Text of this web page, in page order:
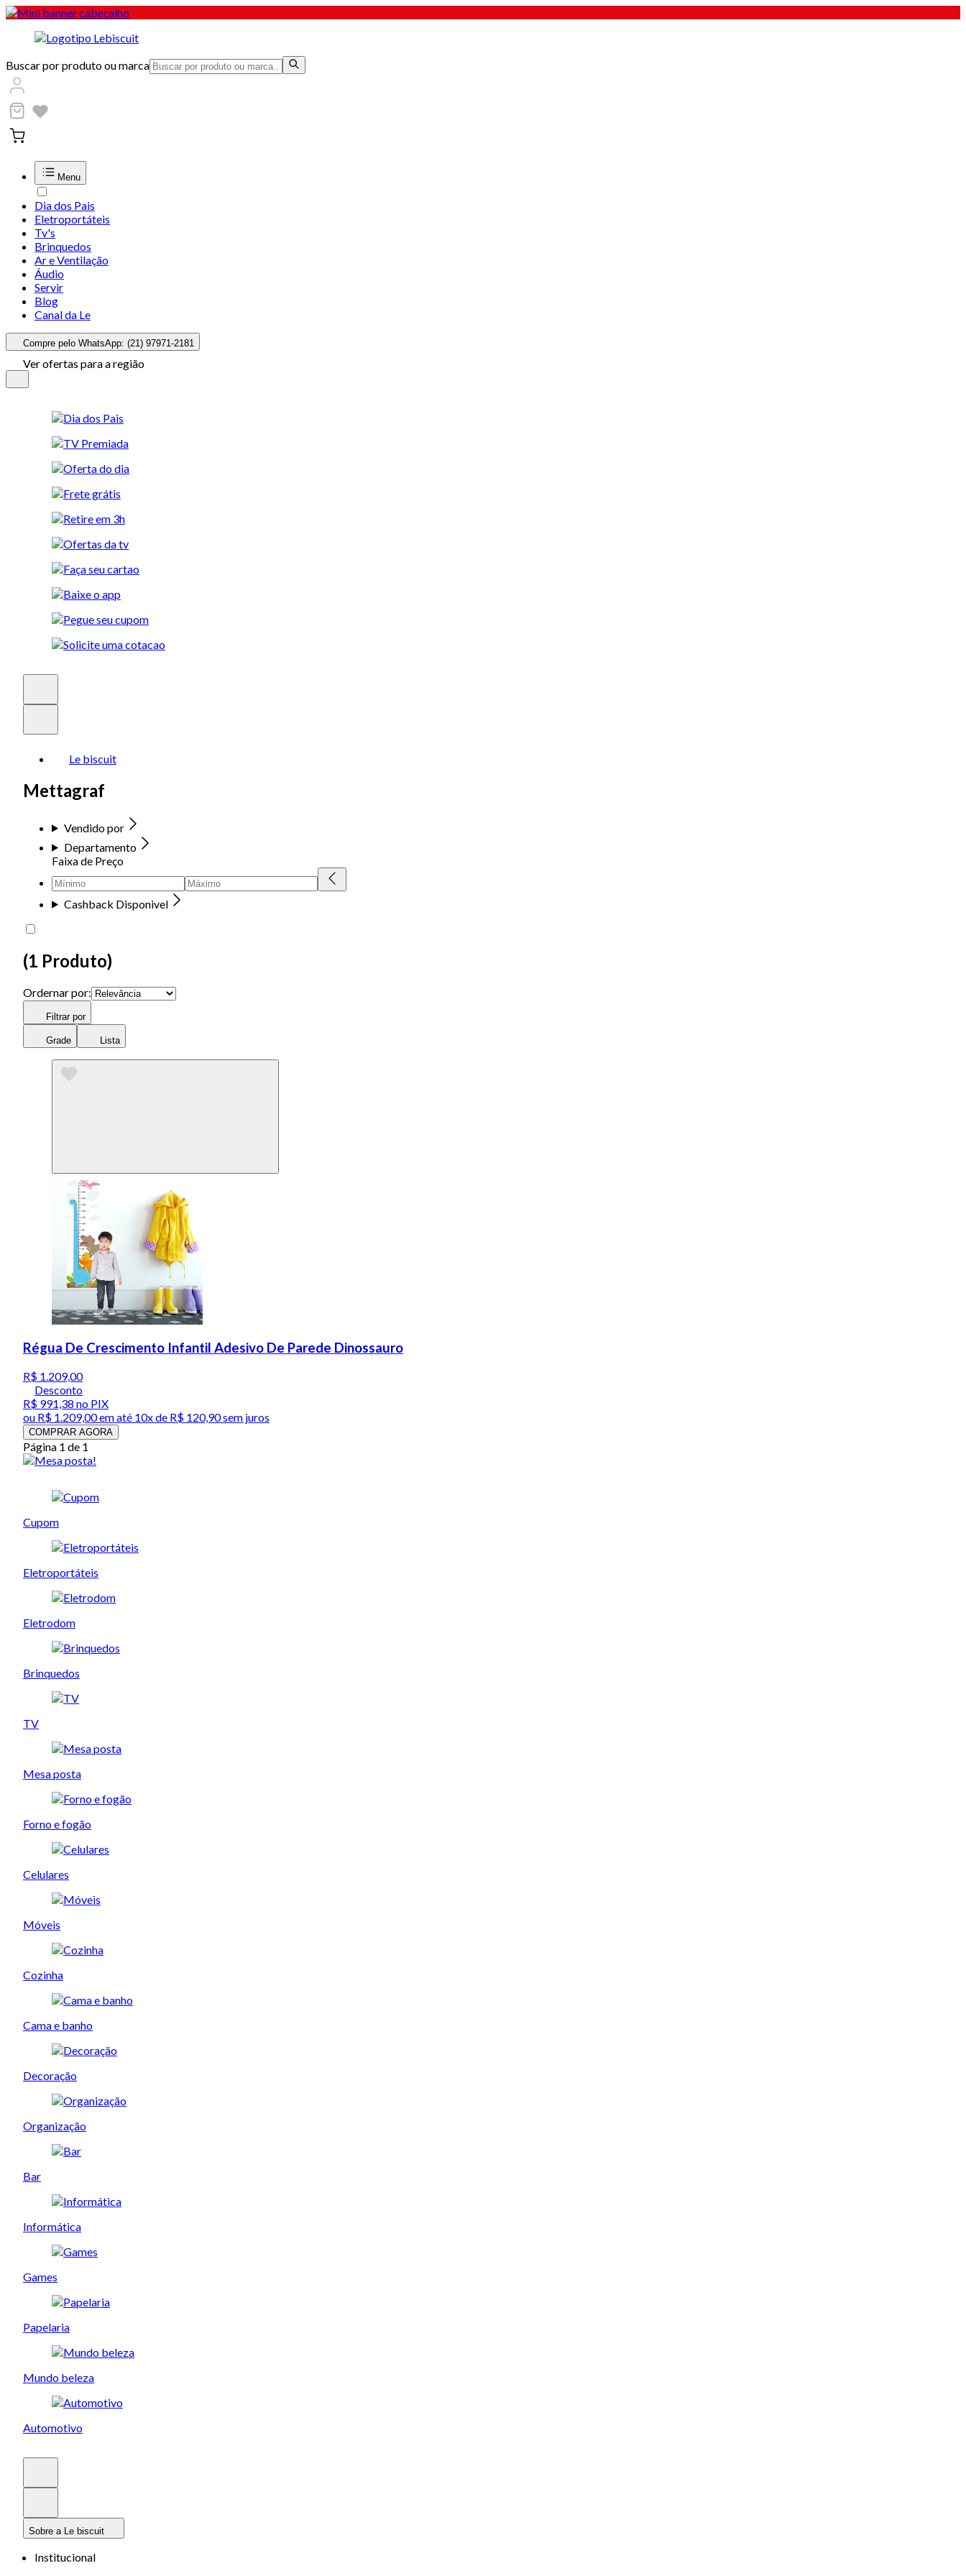
Buscar por produto ou marca
Menu
Dia dos Pais
Eletroportáteis
Tv's
Brinquedos
Ar e Ventilação
Áudio
Servir
Blog
Canal da Le
Compre pelo WhatsApp: (21) 97971-2181
Ver ofertas para a região
Le biscuit
Mettagraf
Vendido por
Departamento
Faixa de Preço
Cashback Disponivel
(1 Produto)
Ordernar por:
Filtrar por
Grade Lista
Régua De Crescimento Infantil Adesivo De Parede Dinossauro
R$ 1.209,00
Desconto
R$ 991,38 no PIX
ou R$ 1.209,00em até 10x de R$ 120,90 sem juros
COMPRAR AGORA
Página 1 de 1
Cupom
Eletroportáteis
Eletrodom
Brinquedos
TV
Mesa posta
Forno e fogão
Celulares
Móveis
Cozinha
Cama e banho
Decoração
Organização
Bar
Informática
Games
Papelaria
Mundo beleza
Automotivo
Sobre a Le biscuit
Institucional